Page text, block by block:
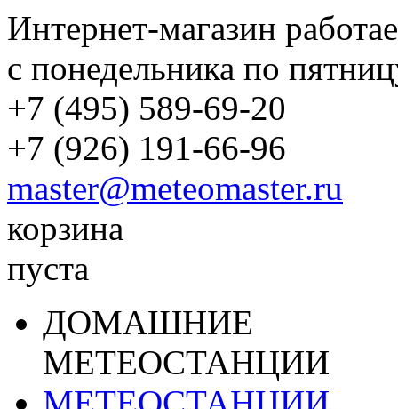
Интернет-магазин
с понедельника по
+7 (495) 589-69-20
+7 (926) 191-66-96
master@meteomaster.ru
корзина
пуста
ДОМАШНИЕ
МЕТЕОСТАНЦИИ